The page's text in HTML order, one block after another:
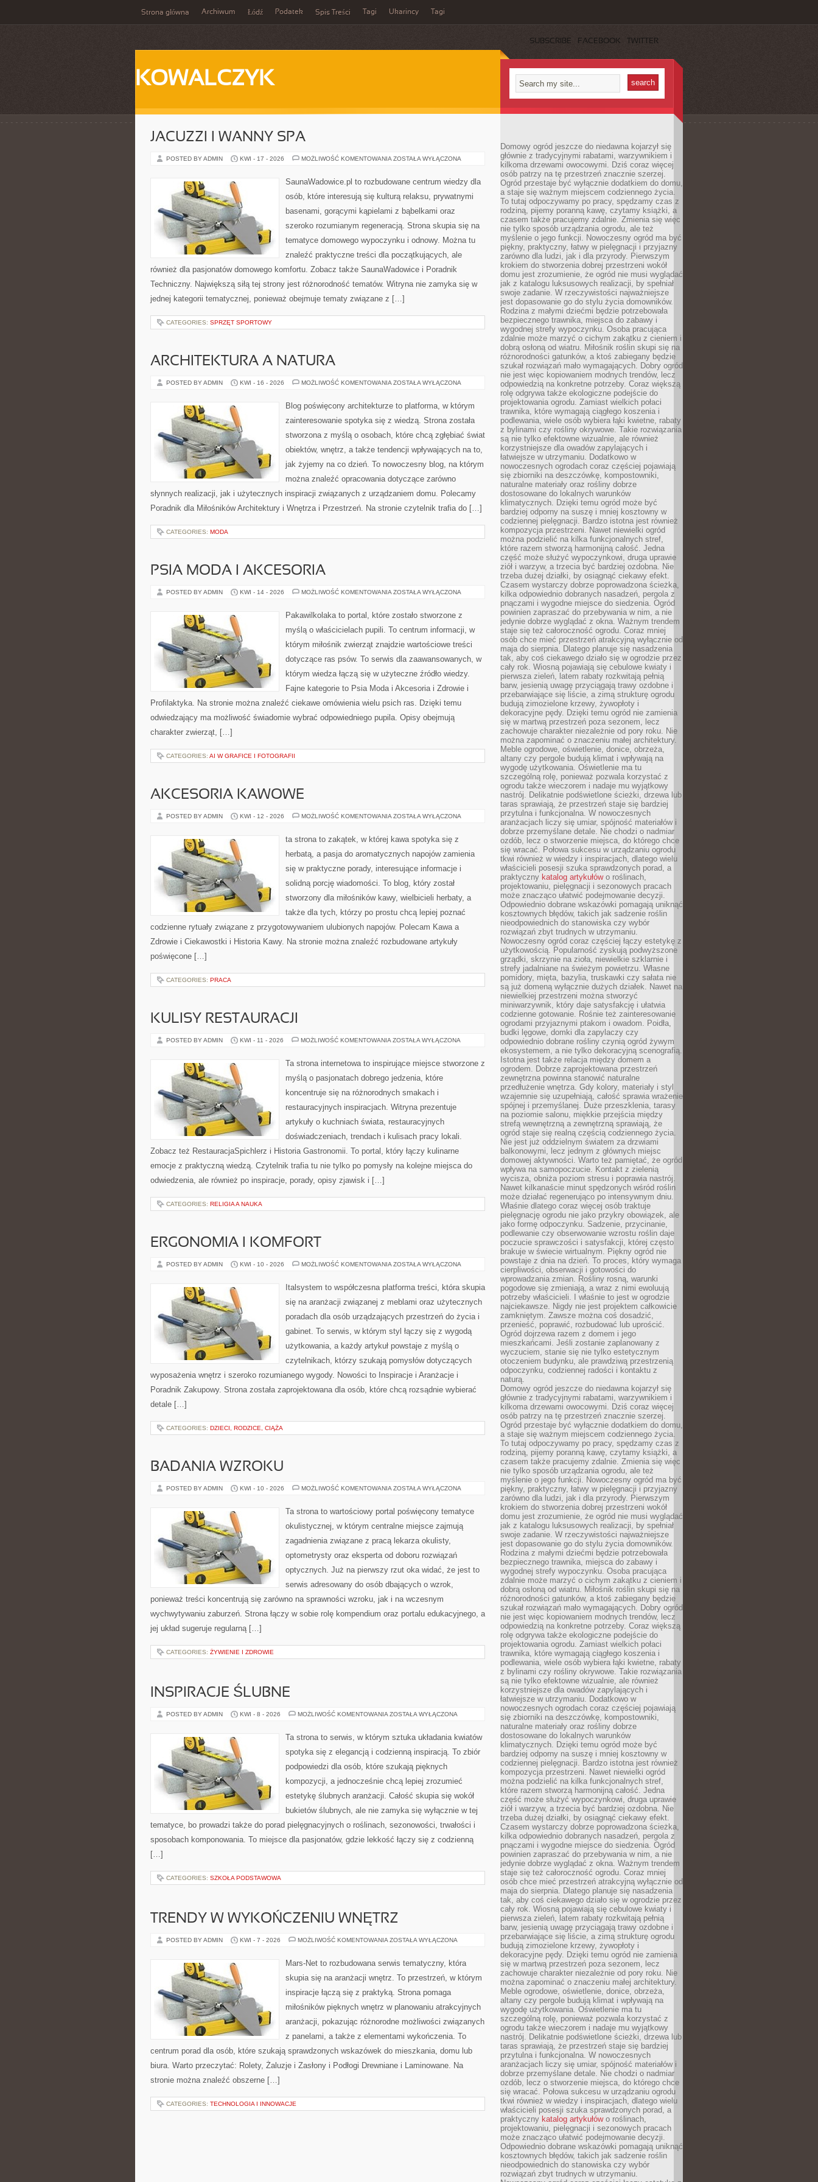
Strona główna Archiwum Łódź Podatek Spis Treści Tagi Ukarincy Tagi
SUBSCRIBE FACEBOOK TWITTER
KOWALCZYK
JACUZZI I WANNY SPA
POSTED BY ADMIN KWI - 17 - 2026 MOŻLIWOŚĆ KOMENTOWANIA JACUZZI
ZOSTAŁA WYŁĄCZONA
SaunaWadowice.pl to rozbudowane centrum wiedzy dla
osób, które interesują się kulturą relaksu, prywatnymi
basenami, gorącymi kąpielami z bąbelkami oraz
szeroko rozumianym regeneracją. Strona skupia się na
tematyce domowego wypoczynku i odnowy. Można tu
znaleźć praktyczne treści dla początkujących, ale
również dla pasjonatów domowego komfortu. Zobacz także SaunaWadowice i Poradnik
Techniczny. Największą siłą tej strony jest różnorodność tematów. Witryna nie zamyka się w
jednej kategorii tematycznej, ponieważ obejmuje tematy związane z […]
CATEGORIES: SPRZĘT SPORTOWY
ARCHITEKTURA A NATURA
POSTED BY ADMIN KWI - 16 - 2026 MOŻLIWOŚĆ KOMENTOWANIA ARCHITEKTURA
ZOSTAŁA WYŁĄCZONA
Blog poświęcony architekturze to platforma, w którym
zainteresowanie spotyka się z wiedzą. Strona została
stworzona z myślą o osobach, które chcą zgłębiać świat
obiektów, wnętrz, a także tendencji wpływających na to,
jak żyjemy na co dzień. To nowoczesny blog, na którym
można znaleźć opracowania dotyczące zarówno
słynnych realizacji, jak i użytecznych inspiracji związanych z urządzaniem domu. Polecamy
Poradnik dla Miłośników Architektury i Wnętrza i Przestrzeń. Na stronie czytelnik trafia do […]
CATEGORIES: MODA
PSIA MODA I AKCESORIA
POSTED BY ADMIN KWI - 14 - 2026 MOŻLIWOŚĆ KOMENTOWANIA PSIA
AKCESORIA
ZOSTAŁA WYŁĄCZONA
Pakawilkolaka to portal, które zostało stworzone z
myślą o właścicielach pupili. To centrum informacji, w
którym miłośnik zwierząt znajdzie wartościowe treści
dotyczące ras psów. To serwis dla zaawansowanych, w
którym wiedza łączą się w użyteczne źródło wiedzy.
Fajne kategorie to Psia Moda i Akcesoria i Zdrowie i
Profilaktyka. Na stronie można znaleźć ciekawe omówienia wielu psich ras. Dzięki temu
odwiedzający ma możliwość świadomie wybrać odpowiedniego pupila. Opisy obejmują
charakter zwierząt, […]
CATEGORIES: AI W GRAFICE I FOTOGRAFII
AKCESORIA KAWOWE
POSTED BY ADMIN KWI - 12 - 2026 MOŻLIWOŚĆ KOMENTOWANIA AKCESORIA
ZOSTAŁA WYŁĄCZONA
ta strona to zakątek, w której kawa spotyka się z
herbatą, a pasja do aromatycznych napojów zamienia
się w praktyczne porady, interesujące informacje i
solidną porcję wiadomości. To blog, który został
stworzony dla miłośników kawy, wielbicieli herbaty, a
także dla tych, którzy po prostu chcą lepiej poznać
codzienne rytuały związane z przygotowywaniem ulubionych napojów. Polecam Kawa a
Zdrowie i Ciekawostki i Historia Kawy. Na stronie można znaleźć rozbudowane artykuły
poświęcone […]
CATEGORIES: PRACA
KULISY RESTAURACJI
POSTED BY ADMIN KWI - 11 - 2026 MOŻLIWOŚĆ KOMENTOWANIA KULISY
ZOSTAŁA WYŁĄCZONA
Ta strona internetowa to inspirujące miejsce stworzone z
myślą o pasjonatach dobrego jedzenia, które
koncentruje się na różnorodnych smakach i
restauracyjnych inspiracjach. Witryna prezentuje
artykuły o kuchniach świata, restauracyjnych
doświadczeniach, trendach i kulisach pracy lokali.
Zobacz też RestauracjaSpichlerz i Historia Gastronomii. To portal, który łączy kulinarne
emocje z praktyczną wiedzą. Czytelnik trafia tu nie tylko po pomysły na kolejne miejsca do
odwiedzenia, ale również po inspiracje, porady, opisy zjawisk i […]
CATEGORIES: RELIGIA A NAUKA
ERGONOMIA I KOMFORT
POSTED BY ADMIN KWI - 10 - 2026 MOŻLIWOŚĆ KOMENTOWANIA ERGONOMIA
ZOSTAŁA WYŁĄCZONA
Italsystem to współczesna platforma treści, która skupia
się na aranżacji związanej z meblami oraz użytecznych
poradach dla osób urządzających przestrzeń do życia i
gabinet. To serwis, w którym styl łączy się z wygodą
użytkowania, a każdy artykuł powstaje z myślą o
czytelnikach, którzy szukają pomysłów dotyczących
wyposażenia wnętrz i szeroko rozumianego wygody. Nowości to Inspiracje i Aranżacje i
Poradnik Zakupowy. Strona została zaprojektowana dla osób, które chcą rozsądnie wybierać
detale […]
CATEGORIES: DZIECI, RODZICE, CIĄŻA
BADANIA WZROKU
POSTED BY ADMIN KWI - 10 - 2026 MOŻLIWOŚĆ KOMENTOWANIA BADANIA
ZOSTAŁA WYŁĄCZONA
Ta strona to wartościowy portal poświęcony tematyce
okulistycznej, w którym centralne miejsce zajmują
zagadnienia związane z pracą lekarza okulisty,
optometrysty oraz eksperta od doboru rozwiązań
optycznych. Już na pierwszy rzut oka widać, że jest to
serwis adresowany do osób dbających o wzrok,
ponieważ treści koncentrują się zarówno na sprawności wzroku, jak i na wczesnym
wychwytywaniu zaburzeń. Strona łączy w sobie rolę kompendium oraz portalu edukacyjnego, a
jej układ sugeruje regularną […]
CATEGORIES: ŻYWIENIE I ZDROWIE
INSPIRACJE ŚLUBNE
POSTED BY ADMIN KWI - 8 - 2026 MOŻLIWOŚĆ KOMENTOWANIA INSPIRACJE
ZOSTAŁA WYŁĄCZONA
Ta strona to serwis, w którym sztuka układania kwiatów
spotyka się z elegancją i codzienną inspiracją. To zbiór
podpowiedzi dla osób, które szukają pięknych
kompozycji, a jednocześnie chcą lepiej zrozumieć
estetykę ślubnych aranżacji. Całość skupia się wokół
bukietów ślubnych, ale nie zamyka się wyłącznie w tej
tematyce, bo prowadzi także do porad pielęgnacyjnych o roślinach, sezonowości, trwałości i
sposobach komponowania. To miejsce dla pasjonatów, gdzie lekkość łączy się z codzienną
[…]
CATEGORIES: SZKOŁA PODSTAWOWA
TRENDY W WYKOŃCZENIU WNĘTRZ
POSTED BY ADMIN KWI - 7 - 2026 MOŻLIWOŚĆ KOMENTOWANIA TRENDY
WNĘTRZ
ZOSTAŁA WYŁĄCZONA
Mars-Net to rozbudowana serwis tematyczny, która
skupia się na aranżacji wnętrz. To przestrzeń, w którym
inspiracje łączą się z praktyką. Strona pomaga
miłośników pięknych wnętrz w planowaniu atrakcyjnych
aranżacji, pokazując różnorodne możliwości związanych
z panelami, a także z elementami wykończenia. To
centrum porad dla osób, które szukają sprawdzonych wskazówek do mieszkania, domu lub
biura. Warto przeczytać: Rolety, Żaluzje i Zasłony i Podłogi Drewniane i Laminowane. Na
stronie można znaleźć obszerne […]
CATEGORIES: TECHNOLOGIA I INNOWACJE
Domowy ogród jeszcze do niedawna kojarzył się
głównie z tradycyjnymi rabatami, warzywnikiem i
kilkoma drzewami owocowymi. Dziś coraz więcej
osób patrzy na tę przestrzeń znacznie szerzej.
Ogród przestaje być wyłącznie dodatkiem do domu,
a staje się ważnym miejscem codziennego życia.
To tutaj odpoczywamy po pracy, spędzamy czas z
rodziną, pijemy poranną kawę, czytamy książki, a
czasem także pracujemy zdalnie. Zmienia się więc
nie tylko sposób urządzania ogrodu, ale też
myślenie o jego funkcji. Nowoczesny ogród ma być
piękny, praktyczny, łatwy w pielęgnacji i przyjazny
zarówno dla ludzi, jak i dla przyrody. Pierwszym
krokiem do stworzenia dobrej przestrzeni wokół
domu jest zrozumienie, że ogród nie musi wyglądać
jak z katalogu luksusowych realizacji, by spełniał
swoje zadanie. W rzeczywistości najważniejsze
jest dopasowanie go do stylu życia domowników.
Rodzina z małymi dziećmi będzie potrzebowała
bezpiecznego trawnika, miejsca do zabawy i
wygodnej strefy wypoczynku. Osoba pracująca
zdalnie może marzyć o cichym zakątku z cieniem i
dobrą osłoną od wiatru. Miłośnik roślin skupi się na
różnorodności gatunków, a ktoś zabiegany będzie
szukał rozwiązań mało wymagających. Dobry ogród
nie jest więc kopiowaniem modnych trendów, lecz
odpowiedzią na konkretne potrzeby. Coraz większą
rolę odgrywa także ekologiczne podejście do
projektowania ogrodu. Zamiast wielkich połaci
trawnika, które wymagają ciągłego koszenia i
podlewania, wiele osób wybiera łąki kwietne, rabaty
z bylinami czy rośliny okrywowe. Takie rozwiązania
są nie tylko efektowne wizualnie, ale również
korzystniejsze dla owadów zapylających i
łatwiejsze w utrzymaniu. Dodatkowo w
nowoczesnych ogrodach coraz częściej pojawiają
się zbiorniki na deszczówkę, kompostowniki,
naturalne materiały oraz rośliny dobrze
dostosowane do lokalnych warunków
klimatycznych. Dzięki temu ogród może być
bardziej odporny na suszę i mniej kosztowny w
codziennej pielęgnacji. Bardzo istotna jest również
kompozycja przestrzeni. Nawet niewielki ogród
można podzielić na kilka funkcjonalnych stref,
które razem stworzą harmonijną całość. Jedna
część może służyć wypoczynkowi, druga uprawie
ziół i warzyw, a trzecia być bardziej ozdobna. Nie
trzeba dużej działki, by osiągnąć ciekawy efekt.
Czasem wystarczy dobrze poprowadzona ścieżka,
kilka odpowiednio dobranych nasadzeń, pergola z
pnączami i wygodne miejsce do siedzenia. Ogród
powinien zapraszać do przebywania w nim, a nie
jedynie dobrze wyglądać z okna. Ważnym trendem
staje się też całoroczność ogrodu. Coraz mniej
osób chce mieć przestrzeń atrakcyjną wyłącznie od
maja do sierpnia. Dlatego planuje się nasadzenia
tak, aby coś ciekawego działo się w ogrodzie przez
cały rok. Wiosną pojawiają się cebulowe kwiaty i
pierwsza zieleń, latem rabaty rozkwitają pełnią
barw, jesienią uwagę przyciągają trawy ozdobne i
przebarwiające się liście, a zimą strukturę ogrodu
budują zimozielone krzewy, żywopłoty i
dekoracyjne pędy. Dzięki temu ogród nie zamienia
się w martwą przestrzeń poza sezonem, lecz
zachowuje charakter niezależnie od pory roku. Nie
można zapominać o znaczeniu małej architektury.
Meble ogrodowe, oświetlenie, donice, obrzeża,
altany czy pergole budują klimat i wpływają na
wygodę użytkowania. Oświetlenie ma tu
szczególną rolę, ponieważ pozwala korzystać z
ogrodu także wieczorem i nadaje mu wyjątkowy
nastrój. Delikatnie podświetlone ścieżki, drzewa lub
taras sprawiają, że przestrzeń staje się bardziej
przytulna i funkcjonalna. W nowoczesnych
aranżacjach liczy się umiar, spójność materiałów i
dobrze przemyślane detale. Nie chodzi o nadmiar
ozdób, lecz o stworzenie miejsca, do którego chce
się wracać. Połowa sukcesu w urządzaniu ogrodu
tkwi również w wiedzy i inspiracjach, dlatego wielu
właścicieli posesji szuka sprawdzonych porad, a
praktyczny katalog artykułówo roślinach,
projektowaniu, pielęgnacji i sezonowych pracach
może znacząco ułatwić podejmowanie decyzji.
Odpowiednio dobrane wskazówki pomagają uniknąć
kosztownych błędów, takich jak sadzenie roślin
nieodpowiednich do stanowiska czy wybór
rozwiązań zbyt trudnych w utrzymaniu.
Nowoczesny ogród coraz częściej łączy estetykę z
użytkowością. Popularność zyskują podwyższone
grządki, skrzynie na zioła, niewielkie szklarnie i
strefy jadalniane na świeżym powietrzu. Własne
pomidory, mięta, bazylia, truskawki czy sałata nie
są już domeną wyłącznie dużych działek. Nawet na
niewielkiej przestrzeni można stworzyć
miniwarzywnik, który daje satysfakcję i ułatwia
codzienne gotowanie. Rośnie też zainteresowanie
ogrodami przyjaznymi ptakom i owadom. Poidła,
budki lęgowe, domki dla zapylaczy czy
odpowiednio dobrane rośliny czynią ogród żywym
ekosystemem, a nie tylko dekoracyjną scenografią.
Istotna jest także relacja między domem a
ogrodem. Dobrze zaprojektowana przestrzeń
zewnętrzna powinna stanowić naturalne
przedłużenie wnętrza. Gdy kolory, materiały i styl
wzajemnie się uzupełniają, całość sprawia wrażenie
spójnej i przemyślanej. Duże przeszklenia, tarasy
na poziomie salonu, miękkie przejścia między
strefą wewnętrzną a zewnętrzną sprawiają, że
ogród staje się realną częścią codziennego życia.
Nie jest już oddzielnym światem za drzwiami
balkonowymi, lecz jednym z głównych miejsc
domowej aktywności. Warto też pamiętać, że ogród
wpływa na samopoczucie. Kontakt z zielenią
wycisza, obniża poziom stresu i poprawia nastrój.
Nawet kilkanaście minut spędzonych wśród roślin
może działać regenerująco po intensywnym dniu.
Właśnie dlatego coraz więcej osób traktuje
pielęgnację ogrodu nie jako przykry obowiązek, ale
jako formę odpoczynku. Sadzenie, przycinanie,
podlewanie czy obserwowanie wzrostu roślin daje
poczucie sprawczości i satysfakcji, której często
brakuje w świecie wirtualnym. Piękny ogród nie
powstaje z dnia na dzień. To proces, który wymaga
cierpliwości, obserwacji i gotowości do
wprowadzania zmian. Rośliny rosną, warunki
pogodowe się zmieniają, a wraz z nimi ewoluują
potrzeby właścicieli. I właśnie to jest w ogrodzie
najciekawsze. Nigdy nie jest projektem całkowicie
zamkniętym. Zawsze można coś dosadzić,
przenieść, poprawić, rozbudować lub uprościć.
Ogród dojrzewa razem z domem i jego
mieszkańcami. Jeśli zostanie zaplanowany z
wyczuciem, stanie się nie tylko estetycznym
otoczeniem budynku, ale prawdziwą przestrzenią
odpoczynku, codziennej radości i kontaktu z
naturą.
Domowy ogród jeszcze do niedawna kojarzył się
głównie z tradycyjnymi rabatami, warzywnikiem i
kilkoma drzewami owocowymi. Dziś coraz więcej
osób patrzy na tę przestrzeń znacznie szerzej.
Ogród przestaje być wyłącznie dodatkiem do domu,
a staje się ważnym miejscem codziennego życia.
To tutaj odpoczywamy po pracy, spędzamy czas z
rodziną, pijemy poranną kawę, czytamy książki, a
czasem także pracujemy zdalnie. Zmienia się więc
nie tylko sposób urządzania ogrodu, ale też
myślenie o jego funkcji. Nowoczesny ogród ma być
piękny, praktyczny, łatwy w pielęgnacji i przyjazny
zarówno dla ludzi, jak i dla przyrody. Pierwszym
krokiem do stworzenia dobrej przestrzeni wokół
domu jest zrozumienie, że ogród nie musi wyglądać
jak z katalogu luksusowych realizacji, by spełniał
swoje zadanie. W rzeczywistości najważniejsze
jest dopasowanie go do stylu życia domowników.
Rodzina z małymi dziećmi będzie potrzebowała
bezpiecznego trawnika, miejsca do zabawy i
wygodnej strefy wypoczynku. Osoba pracująca
zdalnie może marzyć o cichym zakątku z cieniem i
dobrą osłoną od wiatru. Miłośnik roślin skupi się na
różnorodności gatunków, a ktoś zabiegany będzie
szukał rozwiązań mało wymagających. Dobry ogród
nie jest więc kopiowaniem modnych trendów, lecz
odpowiedzią na konkretne potrzeby. Coraz większą
rolę odgrywa także ekologiczne podejście do
projektowania ogrodu. Zamiast wielkich połaci
trawnika, które wymagają ciągłego koszenia i
podlewania, wiele osób wybiera łąki kwietne, rabaty
z bylinami czy rośliny okrywowe. Takie rozwiązania
są nie tylko efektowne wizualnie, ale również
korzystniejsze dla owadów zapylających i
łatwiejsze w utrzymaniu. Dodatkowo w
nowoczesnych ogrodach coraz częściej pojawiają
się zbiorniki na deszczówkę, kompostowniki,
naturalne materiały oraz rośliny dobrze
dostosowane do lokalnych warunków
klimatycznych. Dzięki temu ogród może być
bardziej odporny na suszę i mniej kosztowny w
codziennej pielęgnacji. Bardzo istotna jest również
kompozycja przestrzeni. Nawet niewielki ogród
można podzielić na kilka funkcjonalnych stref,
które razem stworzą harmonijną całość. Jedna
część może służyć wypoczynkowi, druga uprawie
ziół i warzyw, a trzecia być bardziej ozdobna. Nie
trzeba dużej działki, by osiągnąć ciekawy efekt.
Czasem wystarczy dobrze poprowadzona ścieżka,
kilka odpowiednio dobranych nasadzeń, pergola z
pnączami i wygodne miejsce do siedzenia. Ogród
powinien zapraszać do przebywania w nim, a nie
jedynie dobrze wyglądać z okna. Ważnym trendem
staje się też całoroczność ogrodu. Coraz mniej
osób chce mieć przestrzeń atrakcyjną wyłącznie od
maja do sierpnia. Dlatego planuje się nasadzenia
tak, aby coś ciekawego działo się w ogrodzie przez
cały rok. Wiosną pojawiają się cebulowe kwiaty i
pierwsza zieleń, latem rabaty rozkwitają pełnią
barw, jesienią uwagę przyciągają trawy ozdobne i
przebarwiające się liście, a zimą strukturę ogrodu
budują zimozielone krzewy, żywopłoty i
dekoracyjne pędy. Dzięki temu ogród nie zamienia
się w martwą przestrzeń poza sezonem, lecz
zachowuje charakter niezależnie od pory roku. Nie
można zapominać o znaczeniu małej architektury.
Meble ogrodowe, oświetlenie, donice, obrzeża,
altany czy pergole budują klimat i wpływają na
wygodę użytkowania. Oświetlenie ma tu
szczególną rolę, ponieważ pozwala korzystać z
ogrodu także wieczorem i nadaje mu wyjątkowy
nastrój. Delikatnie podświetlone ścieżki, drzewa lub
taras sprawiają, że przestrzeń staje się bardziej
przytulna i funkcjonalna. W nowoczesnych
aranżacjach liczy się umiar, spójność materiałów i
dobrze przemyślane detale. Nie chodzi o nadmiar
ozdób, lecz o stworzenie miejsca, do którego chce
się wracać. Połowa sukcesu w urządzaniu ogrodu
tkwi również w wiedzy i inspiracjach, dlatego wielu
właścicieli posesji szuka sprawdzonych porad, a
praktyczny katalog artykułówo roślinach,
projektowaniu, pielęgnacji i sezonowych pracach
może znacząco ułatwić podejmowanie decyzji.
Odpowiednio dobrane wskazówki pomagają uniknąć
kosztownych błędów, takich jak sadzenie roślin
nieodpowiednich do stanowiska czy wybór
rozwiązań zbyt trudnych w utrzymaniu.